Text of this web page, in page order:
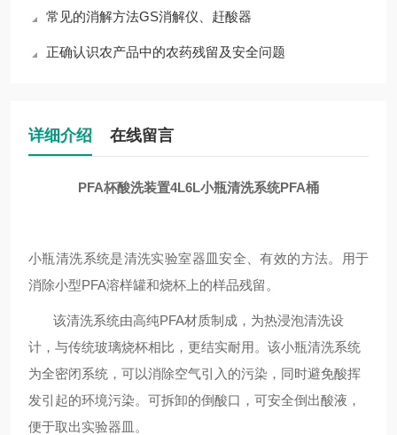
常见的消解方法GS消解仪、赶酸器
正确认识农产品中的农药残留及安全问题
详细介绍 在线留言
PFA杯酸洗装置4L6L小瓶清洗系统PFA桶
小瓶清洗系统是清洗实验室器皿安全、有效的方法。
用于
消除小型PFA溶样罐和烧杯上的样品残留。
该清洗系统由高纯PFA材质制成，为热浸泡清洗设
计，与传统玻璃烧杯相比，更结实耐用。该小瓶清洗系统
为全密闭系统，可以消除空气引入的污染，同时避免酸挥
发引起的环境污染。可拆卸的倒酸口，可安全倒出酸液，
便于取出实验器皿。